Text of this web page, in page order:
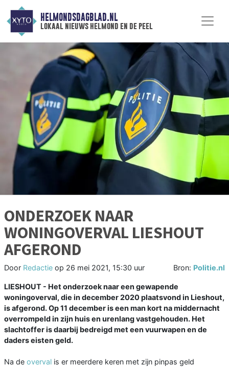
HELMONDSDAGBLAD.NL
lokaal nieuws helmond en de peel
ONDERZOEK NAAR
WONINGOVERVAL LIESHOUT
AFGEROND
Door Redactie op 26 mei 2021, 15:30 uur Bron: Politie.nl
LIESHOUT - Het onderzoek naar een gewapende
woningoverval, die in december 2020 plaatsvond in Lieshout,
is afgerond. Op 11 december is een man kort na middernacht
overrompeld in zijn huis en urenlang vastgehouden. Het
slachtoffer is daarbij bedreigd met een vuurwapen en de
daders eisten geld.
Na de overval is er meerdere keren met zijn pinpas geld